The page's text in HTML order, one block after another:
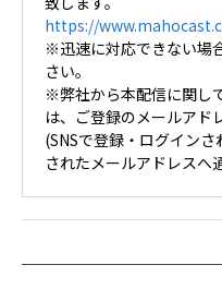
https://
※迅速に対応できない場
さい。
※弊社から本配信に関し
は、ご登録のメールアド
(SNSで登録・ログイン
されたメールアドレスへ